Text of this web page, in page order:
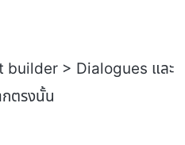
builder > Dialogues และ
ตรงนั้น